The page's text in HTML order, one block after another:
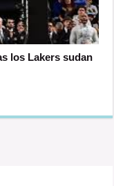
los Lakers sudan